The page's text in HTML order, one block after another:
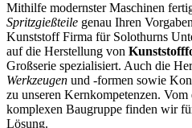
Mithilfe modernster Maschinen
Spritzgießteile genau Ihren
Kunststoff Firma für Solothurns
auf die Herstellung von
Großserie spezialisiert. Auch die
Werkzeugen und -formen sowie
zu unseren Kernkompetenzen.
komplexen Baugruppe finden wir
Lösung.